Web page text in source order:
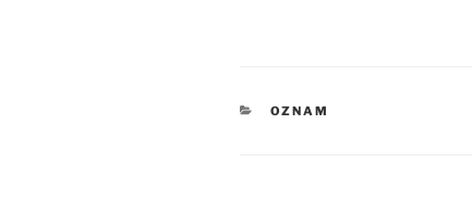
KATEGÓRIE
OZNAM